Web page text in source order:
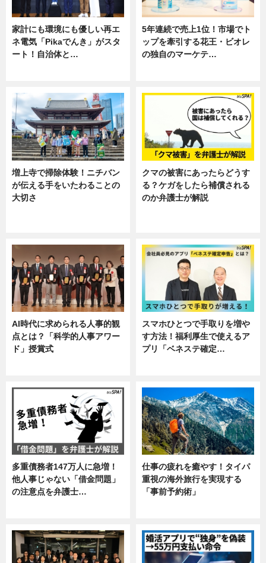
家計にも環境にも優しい再エ
ネ電気「Pikaでんき」がスタ
ート！自治体と…
5年連続で売上1位！市場でト
ップを牽引する花王・ビオレ
の独自のマーケテ…
増上寺で掃除体験！ニチバン
が伝える手をいたわることの
大切さ
クマの被害にあったらどうす
る？ケガをしたら補償される
のか弁護士が解説
AI時代に求められる人事的観
点とは？「科学的人事アワー
ド」授賞式
スマホひとつで手取りを増や
す方法！福利厚生で使えるア
プリ「ベネステ確定…
多重債務者147万人に急増！
他人事じゃない「借金問題」
の注意点を弁護士…
仕事の疲れを癒やす！タイパ
重視の海外旅行を実現する
「事前予約術」